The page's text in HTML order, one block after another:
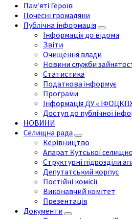
Пам'яті Героїв
Почесні громадяни
Публічна інформація
Інформація до відома
Звіти
Очищення влади
Новини служби
Статистика
Податкова інформує
Програми
Інформація ДУ «
Доступ до публічної
НОВИНИ
Селищна рада
Керівництво
Апарат Кутської
Структурні підрозділи
Депутатський корпус
Постійні комісії
Виконавчий комітет
Презентація
Документи